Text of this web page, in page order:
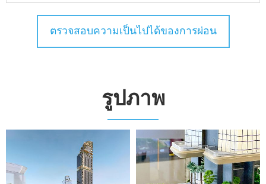
ตรวจสอบความเป็นไปได้ของการผ่อน
รูปภาพ